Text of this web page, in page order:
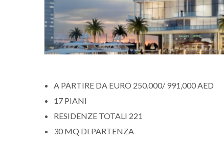
A PARTIRE DA EURO 250.000/ 991,000 AED
17 PIANI
RESIDENZE TOTALI 221
30 MQ DI PARTENZA